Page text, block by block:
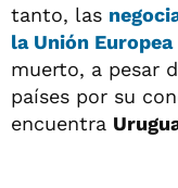
tanto, las
la Unión Europea
muerto, a pesar
países por su
encuentra